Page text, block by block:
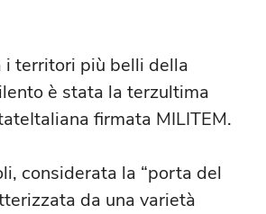
i territori più belli della
è stata la terzultima
firmata MILITEM.
considerata la “porta del
da una varietà